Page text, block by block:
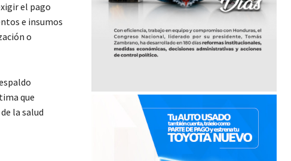
el pago
e insumos
o
que
la salud